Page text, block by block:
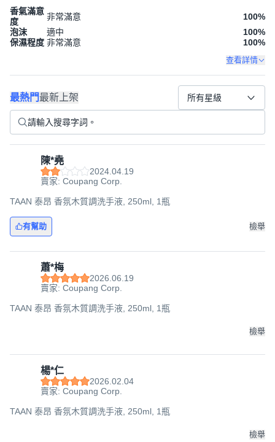
香氣滿意
度
非常滿意 100%
泡沫
適中 100%
保濕程度 非常滿意 100%
查看詳情
最熱門最新上架 所有星級
陳*堯
2024.04.19
賣家: Coupang Corp.
TAAN 泰昂 香氛木質調洗手液, 250ml, 1瓶
有幫助 檢舉
蕭*梅
2026.06.19
賣家: Coupang Corp.
TAAN 泰昂 香氛木質調洗手液, 250ml, 1瓶
檢舉
楊*仁
2026.02.04
賣家: Coupang Corp.
TAAN 泰昂 香氛木質調洗手液, 250ml, 1瓶
檢舉